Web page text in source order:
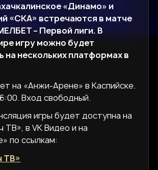
«Динамо» и
«СКА» встречаются в матче
– Первой лиги. В
игру можно будет
на нескольких платформах в
на «Анжи-Арене» в Каспийске.
Вход свободный.
игры будет доступна на
ТВ», в VK Видео и на
по ссылкам:
ТВ»